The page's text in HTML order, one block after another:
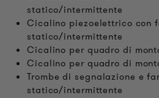
statico/intermittente
Cicalino piezoelettrico con
statico/intermittente
Cicalino per quadro di
Cicalino per quadro di
Trombe di segnalazione e
statico/intermittente